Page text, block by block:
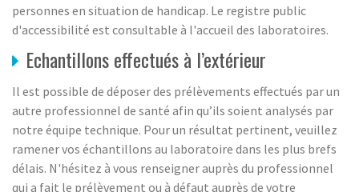
personnes en situation de handicap. Le registre public
d'accessibilité est consultable à l'accueil des laboratoires.
Echantillons effectués à l’extérieur
Il est possible de déposer des prélèvements effectués par un
autre professionnel de santé afin qu’ils soient analysés par
notre équipe technique. Pour un résultat pertinent, veuillez
ramener vos échantillons au laboratoire dans les plus brefs
délais. N'hésitez à vous renseigner auprès du professionnel
qui a fait le prélèvement ou à défaut auprès de votre